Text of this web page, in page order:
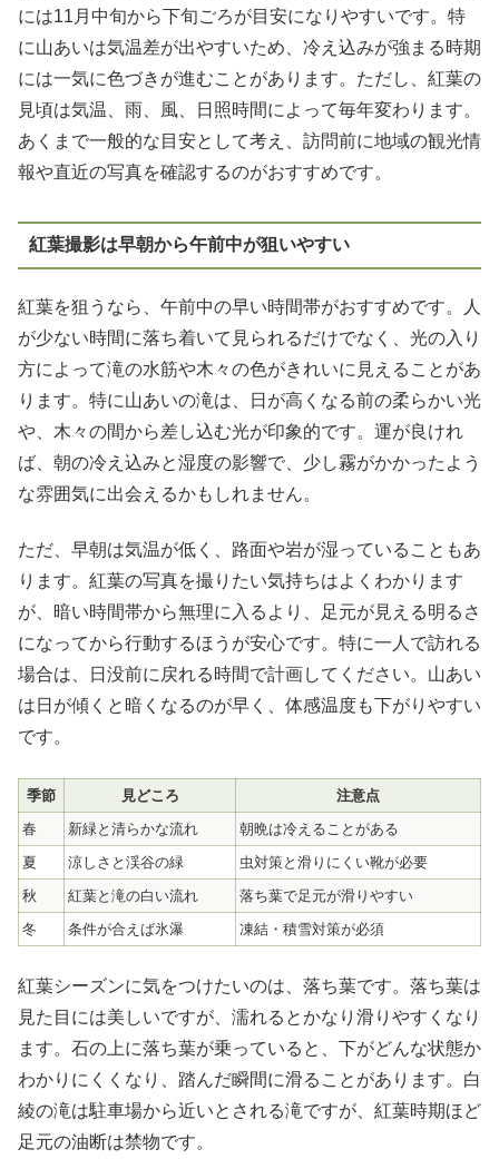
には11月中旬から下旬ごろが目安になりやすいです。特
に山あいは気温差が出やすいため、冷え込みが強まる時期
には一気に色づきが進むことがあります。ただし、紅葉の
見頃は気温、雨、風、日照時間によって毎年変わります。
あくまで一般的な目安として考え、訪問前に地域の観光情
報や直近の写真を確認するのがおすすめです。
紅葉撮影は早朝から午前中が狙いやすい
紅葉を狙うなら、午前中の早い時間帯がおすすめです。人
が少ない時間に落ち着いて見られるだけでなく、光の入り
方によって滝の水筋や木々の色がきれいに見えることがあ
ります。特に山あいの滝は、日が高くなる前の柔らかい光
や、木々の間から差し込む光が印象的です。運が良けれ
ば、朝の冷え込みと湿度の影響で、少し霧がかかったよう
な雰囲気に出会えるかもしれません。
ただ、早朝は気温が低く、路面や岩が湿っていることもあ
ります。紅葉の写真を撮りたい気持ちはよくわかります
が、暗い時間帯から無理に入るより、足元が見える明るさ
になってから行動するほうが安心です。特に一人で訪れる
場合は、日没前に戻れる時間で計画してください。山あい
は日が傾くと暗くなるのが早く、体感温度も下がりやすい
です。
季節 見どころ
注意点
春
新緑と清らかな流れ
朝晩は冷えることがある
夏
涼しさと渓谷の緑
虫対策と滑りにくい靴が必要
秋
紅葉と滝の白い流れ
落ち葉で足元が滑りやすい
冬
条件が合えば氷瀑 凍結・積雪対策が必須
紅葉シーズンに気をつけたいのは、落ち葉です。落ち葉は
見た目には美しいですが、濡れるとかなり滑りやすくなり
ます。石の上に落ち葉が乗っていると、下がどんな状態か
わかりにくくなり、踏んだ瞬間に滑ることがあります。白
綾の滝は駐車場から近いとされる滝ですが、紅葉時期ほど
足元の油断は禁物です。